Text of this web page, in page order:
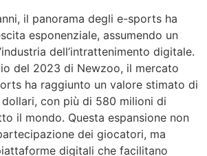
il panorama degli e-sports ha
esponenziale, assumendo un
dell’intrattenimento digitale.
del 2023 di Newzoo, il mercato
ha raggiunto un valore stimato di
dollari, con più di 580 milioni di
il mondo. Questa espansione non
dei giocatori, ma
digitali che facilitano